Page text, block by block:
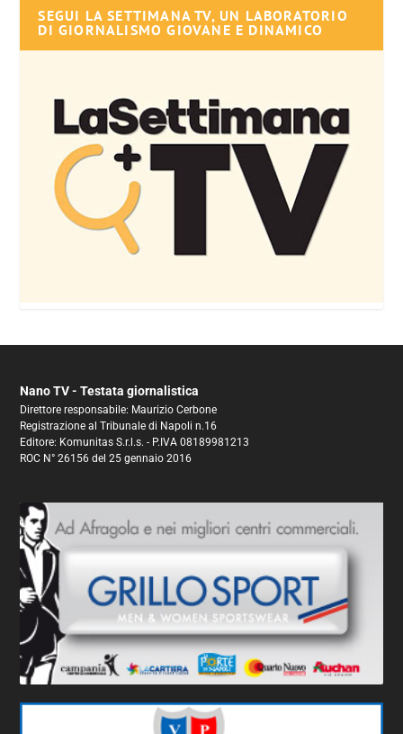
SEGUI LA SETTIMANA TV, UN LABORATORIO
DI GIORNALISMO GIOVANE E DINAMICO
Nano TV - Testata giornalistica
Direttore responsabile: Maurizio Cerbone
Registrazione al Tribunale di Napoli n.16
Editore: Komunitas S.r.l.s. - P.IVA 08189981213
ROC N° 26156 del 25 gennaio 2016